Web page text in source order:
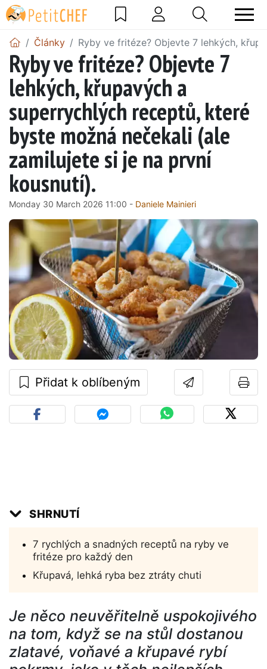
Články Ryby ve fritéze? Objevte 7 lehkých,
Ryby ve fritéze? Objevte 7
lehkých, křupavých a
superrychlých receptů, které
byste možná nečekali (ale
zamilujete si je na první
kousnutí).
Monday 30 March 2026 11:00 - Daniele Mainieri
Přidat k oblíbeným
SHRNUTÍ
7 rychlých a snadných receptů na ryby ve
fritéze pro každý den
Křupavá, lehká ryba bez ztráty chuti
Je něco neuvěřitelně uspokojivého
na tom, když se na stůl dostanou
zlatavé, voňavé a křupavé rybí